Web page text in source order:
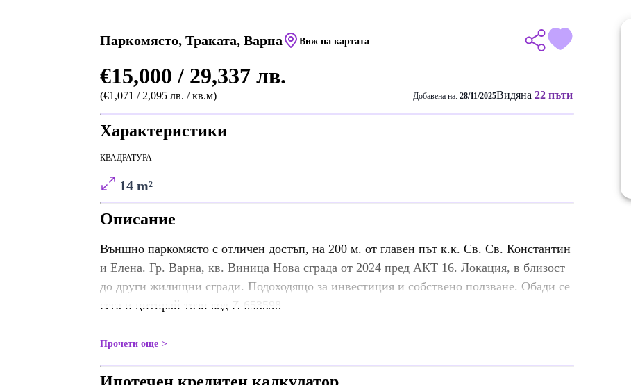
Паркомясто, Траката, Варна Виж на картата
€15,000 / 29,337 лв.
(€1,071 / 2,095 лв. / кв.м) Добавена на: 28/11/2025Видяна 22 пъти
Характеристики
КВАДРАТУРА
14 m²
Описание
Външно паркомясто с отличен достъп, на 200 м. от главен път к.к. Св. Св. Константин
и Елена. Гр. Варна, кв. Виница Нова сграда от 2024 пред АКТ 16. Локация, в близост
до други жилищни сгради. Подоходящо за инвестиция и собствено ползване. Обади се
сега и цитирай този код Z-653598
Прочети още